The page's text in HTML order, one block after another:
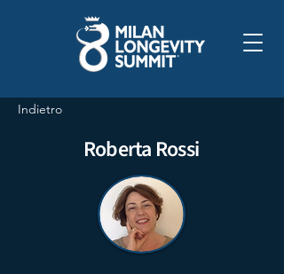
Indietro
Roberta Rossi